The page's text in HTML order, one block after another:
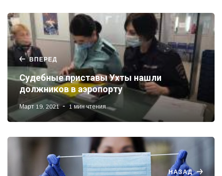
ВПЕРЕД
Судебные приставы Ухты нашли
должников в аэропорту
Март 19, 2021 1 мин чтения
НАЗАД